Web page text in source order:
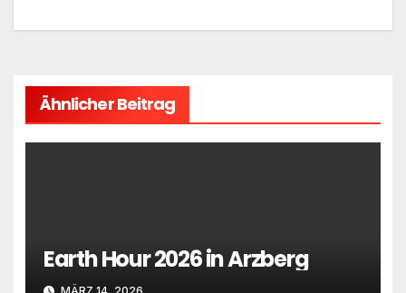
Ähnlicher Beitrag
Earth Hour 2026 in Arzberg